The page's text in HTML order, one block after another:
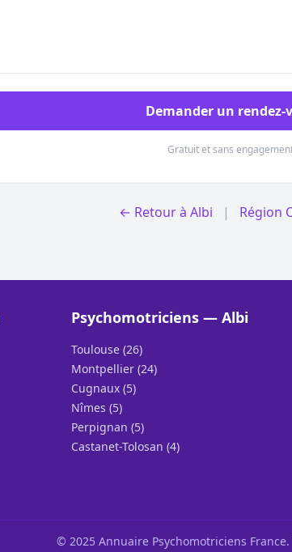
Demander un rendez-
Gratuit et sans
← Retour à Albi | Région
Psychomotriciens — Albi
Toulouse (26)
Montpellier (24)
Cugnaux (5)
Nîmes (5)
Perpignan (5)
Castanet-Tolosan (4)
© 2025 Annuaire Psychomotriciens